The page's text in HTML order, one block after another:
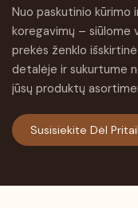
Nuo paskutinio kūrimo
koregavimų – siūlome
prekės ženklo
detalėje ir sukurtume
jūsų produktų
Susisiekite Dėl